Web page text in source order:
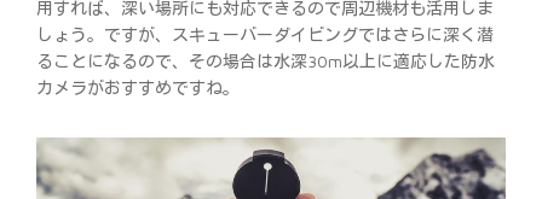
用すれば、深い場所にも対応できるので周辺機材も活用しま
しょう。ですが、スキューバーダイビングではさらに深く潜
ることになるので、その場合は水深30m以上に適応した防水
カメラがおすすめですね。